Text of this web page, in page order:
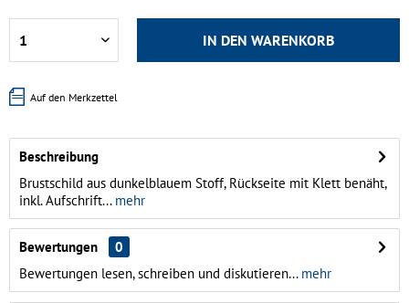
IN DEN WARENKORB
Auf den Merkzettel
Beschreibung
Brustschild aus dunkelblauem Stoff, Rückseite mit Klett benäht,
inkl. Aufschrift...mehr
Bewertungen
0
Bewertungen lesen, schreiben und diskutieren...mehr